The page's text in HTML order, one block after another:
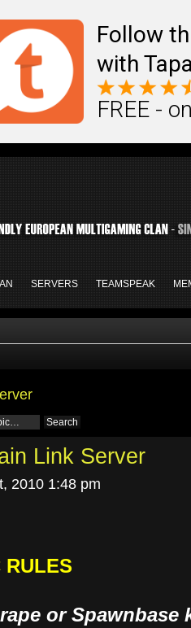
Follow
with
FREE -
SERVERS TEAMSPEAK
Link Server
2010 1:48 pm
RULES
or Spawnbase